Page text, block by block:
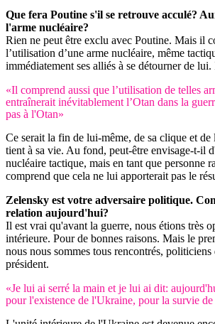
Que fera Poutine s'il se retrouve acculé?
l'arme nucléaire?
Rien ne peut être exclu avec Poutine. Mais il
l’utilisation d’une arme nucléaire, même
immédiatement ses alliés à se détourner de
«Il comprend aussi que l’utilisation de telles
entraînerait inévitablement l’Otan dans la
pas à l'Otan»
Ce serait la fin de lui-même, de sa clique et de
tient à sa vie. Au fond, peut-être envisage-t-il
nucléaire tactique, mais en tant que personne
comprend que cela ne lui apporterait pas le
Zelensky est votre adversaire politique.
relation aujourd'hui?
Il est vrai qu'avant la guerre, nous étions très
intérieure. Pour de bonnes raisons. Mais le
nous nous sommes tous rencontrés,
président.
«Je lui ai serré la main et je lui ai dit:
pour l'existence de l'Ukraine, pour la survie